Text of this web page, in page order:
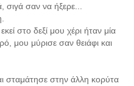
σαν να ήξερε...
στο δεξί μου χέρι ήταν μία
μου μύρισε σαν θειάφι και
σταμάτησε στην άλλη κορύτα